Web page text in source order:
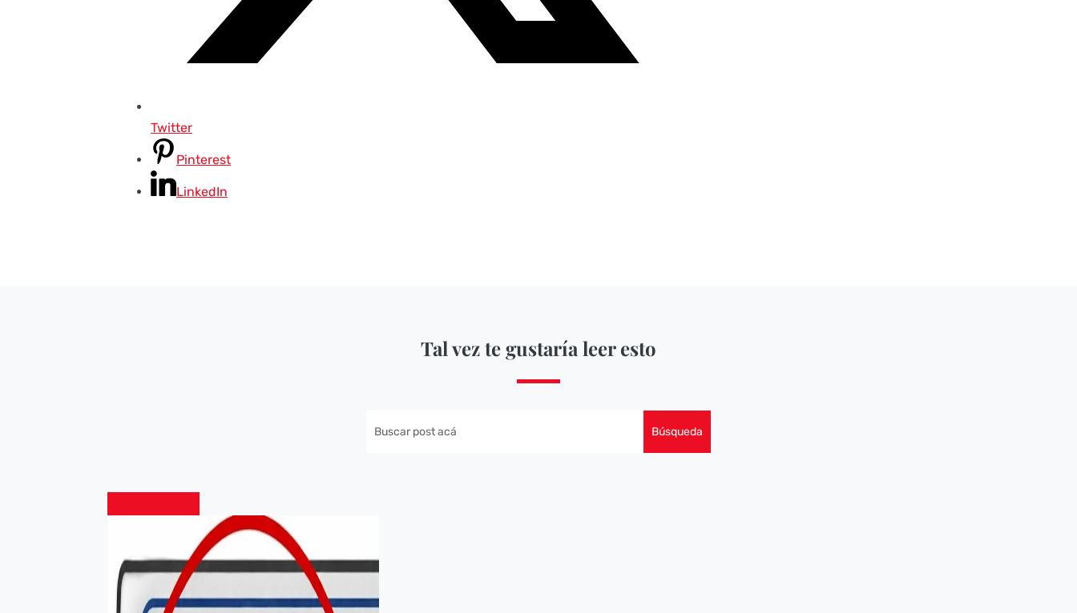
Twitter
Pinterest
LinkedIn
Tal vez te gustaría leer esto